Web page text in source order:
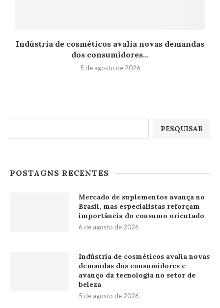
Indústria de cosméticos avalia novas demandas
dos consumidores...
5 de agosto de 2026
PESQUISAR
POSTAGNS RECENTES
Mercado de suplementos avança no
Brasil, mas especialistas reforçam
importância do consumo orientado
6 de agosto de 2026
Indústria de cosméticos avalia novas
demandas dos consumidores e
avanço da tecnologia no setor de
beleza
5 de agosto de 2026